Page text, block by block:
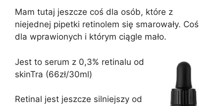
Mam tutaj jeszcze coś dla osób, które z
niejednej pipetki retinolem się smarowały. Coś
dla wprawionych i którym ciągle mało.
Jest to serum z 0,3% retinalu od
skinTra (66zł/30ml)
Retinal jest jeszcze silniejszy od